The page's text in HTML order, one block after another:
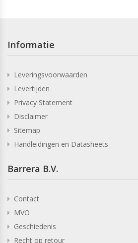
Informatie
Leveringsvoorwaarden
Levertijden
Privacy Statement
Disclaimer
Sitemap
Handleidingen en Datasheets
Barrera B.V.
Contact
MVO
Geschiedenis
Recht op retour